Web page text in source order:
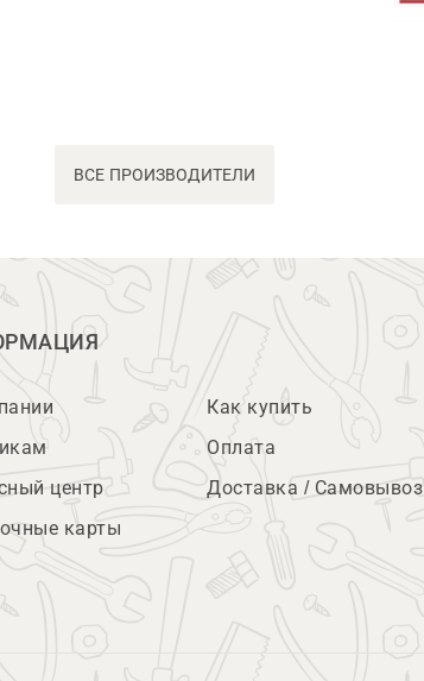
ВСЕ ПРОИЗВОДИТЕЛИ
центр
карты
Как купить
Оплата
Доставка / Самовывоз